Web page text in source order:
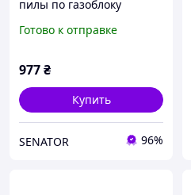
пилы по газоблоку
Готово к отправке
977₴
Купить
SENATOR 96%